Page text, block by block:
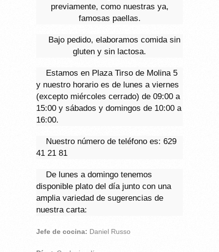
previamente, como nuestras ya,
famosas paellas.
Bajo pedido, elaboramos comida sin
gluten y sin lactosa.
Estamos en Plaza Tirso de Molina 5
y nuestro horario es de lunes a viernes
(excepto miércoles cerrado) de 09:00 a
15:00 y sábados y domingos de 10:00 a
16:00.
Nuestro número de teléfono es: 629
41 21 81
De lunes a domingo tenemos
disponible plato del día junto con una
amplia variedad de sugerencias de
nuestra carta:
Jefe de cocina: Daniel Russo